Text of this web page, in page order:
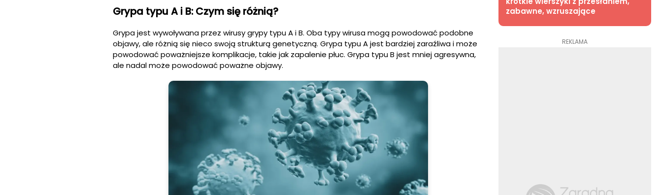
Grypa typu A i B: Czym się różnią?
Grypa jest wywoływana przez wirusy grypy typu A i B. Oba typy wirusa mogą powodować podobne
objawy, ale różnią się nieco swoją strukturą genetyczną. Grypa typu A jest bardziej zaraźliwa i może
powodować poważniejsze komplikacje, takie jak zapalenie płuc. Grypa typu B jest mniej agresywna,
ale nadal może powodować poważne objawy.
zabawne, wzruszające
REKLAMA